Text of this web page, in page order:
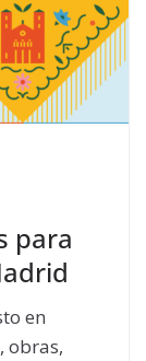
para
en
obras,